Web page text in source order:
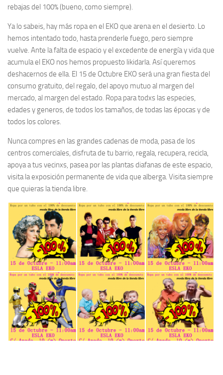
rebajas del 100% (bueno, como siempre).
Ya lo sabeis, hay más ropa en el EKO que arena en el desierto. Lo
hemos intentado todo, hasta prenderle fuego, pero siempre
vuelve. Ante la falta de espacio y el excedente de energía y vida que
acumula el EKO nos hemos propuesto likidarla. Así queremos
deshacernos de ella. El 15 de Octubre EKO será una gran fiesta del
consumo gratuito, del regalo, del apoyo mutuo al margen del
mercado, al margen del estado. Ropa para todxs las especies,
edades y generos, de todos los tamaños, de todas las épocas y de
todos los colores.
Nunca compres en las grandes cadenas de moda, pasa de los
centros comerciales, disfruta de tu barrio, regala, recupera, recicla,
apoya a tus vecinxs, pasea por las plantas diafanas de este espacio,
visita la exposición permanente de vida que alberga. Visita siempre
que quieras la tienda libre.